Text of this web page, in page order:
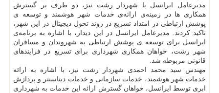
مدیرعامل ایرانسل با شهردار رشت نیز، دو طرف بر گسترش
همکاری ها در زمینه‌ی ارائه‌ی خدمات شهر هوشمند و توسعه ی
پوشش ارتباطی در امتداد تسریع در روند تحول دیجیتال در این شهر،
تاکید کردند. مدیرعامل ایرانسل در این دیدار، با اشاره به برنامه‌ی
ایرانسل برای توسعه ی پوشش ارتباطی به شهروندان و مسافران
شهر رشت، خواهان همکاری شهرداری برای تسریع در فرایندهای
قانونی مربوطه شد.
مهندس سید محمد احمدی شهردار رشت نیز، با اشاره به ارائه
خدمات شهر هوشمند، خدمات سازمانی و خدمات دیتاسنتر و پردازش
ابری توسط ایرانسل، خواهان گسترش ارائه این خدمات به شهرداری